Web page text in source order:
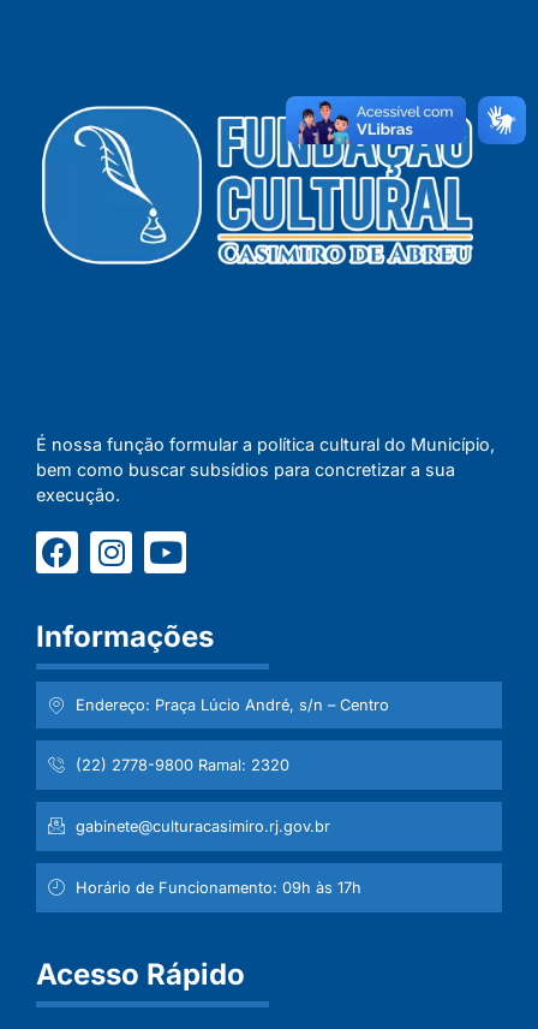
É nossa função formular a política cultural do Município,
bem como buscar subsídios para concretizar a sua
execução.
Informações
Endereço: Praça Lúcio André, s/n – Centro
(22) 2778-9800 Ramal: 2320
gabinete@culturacasimiro.rj.gov.br
Horário de Funcionamento: 09h às 17h
Acesso Rápido